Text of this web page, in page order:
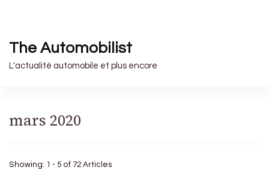
The Automobilist
L'actualité automobile et plus encore
mars 2020
Showing: 1 - 5 of 72 Articles